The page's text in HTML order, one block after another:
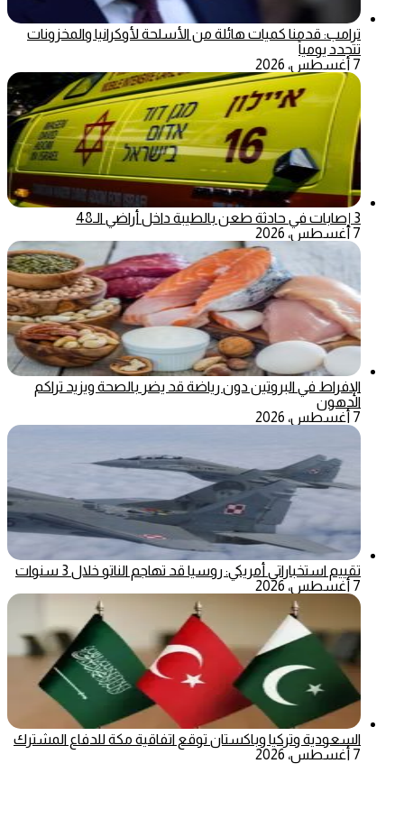
ترامب: قدمنا كميات هائلة من الأسلحة لأوكرانيا والمخزونات
تتجدد يومياً
7 أغسطس، 2026
3 إصابات في حادثة طعن بالطيبة داخل أراضي الـ48
7 أغسطس، 2026
الإفراط في البروتين دون رياضة قد يضر بالصحة ويزيد تراكم
الدهون
7 أغسطس، 2026
تقييم استخباراتي أمريكي: روسيا قد تهاجم الناتو خلال 3 سنوات
7 أغسطس، 2026
السعودية وتركيا وباكستان توقع اتفاقية مكة للدفاع المشترك
7 أغسطس، 2026